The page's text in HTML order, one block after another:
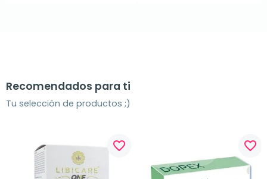
Recomendados para ti
Tu selección de productos ;)
favorite_border favorite_border